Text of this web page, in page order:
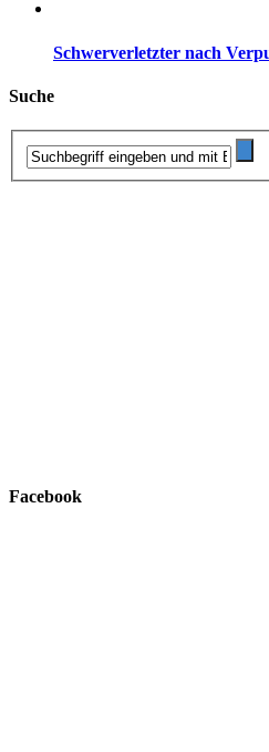
Schwerverletzter nach
Suche
Facebook